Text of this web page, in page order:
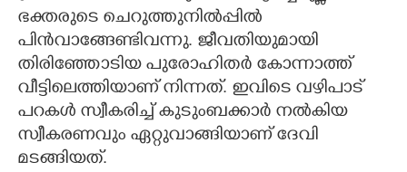
ഭക്തരുടെ ചെറുത്തുനിൽപ്പിൽ
പിൻവാങ്ങേണ്ടിവന്നു. ജീവതിയുമായി
തിരിഞ്ഞോടിയ പുരോഹിതർ കോന്നാത്ത്
വീട്ടിലെത്തിയാണ് നിന്നത്. ഇവിടെ വഴിപാട്
പറകൾ സ്വീകരിച്ച് കുടുംബക്കാർ നൽകിയ
സ്വീകരണവും ഏറ്റുവാങ്ങിയാണ് ദേവി
മടങ്ങിയത്.